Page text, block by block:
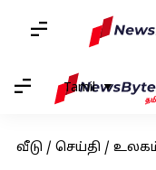
Tamil
வீடு / செய்தி /